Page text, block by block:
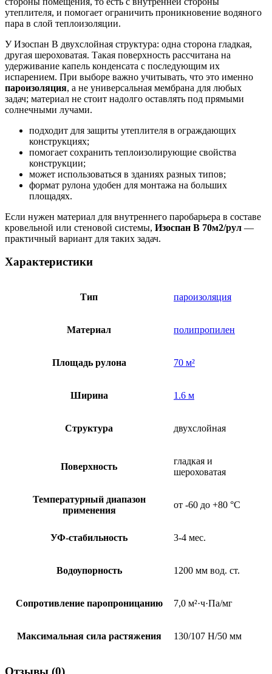
утеплителя, и помогает ограничить проникновение водяного
пара в слой теплоизоляции.
У Изоспан В двухслойная структура: одна сторона гладкая,
другая шероховатая. Такая поверхность рассчитана на
удерживание капель конденсата с последующим их
испарением. При выборе важно учитывать, что это именно
пароизоляция, а не универсальная мембрана для любых
задач; материал не стоит надолго оставлять под прямыми
солнечными лучами.
подходит для защиты утеплителя в ограждающих
конструкциях;
помогает сохранить теплоизолирующие свойства
конструкции;
может использоваться в зданиях разных типов;
формат рулона удобен для монтажа на больших
площадях.
Если нужен материал для внутреннего паробарьера в составе
кровельной или стеновой системы, Изоспан В 70м2/рул —
практичный вариант для таких задач.
Характеристики
Тип пароизоляция
Материал полипропилен
Площадь рулона 70 м²
Ширина 1.6 м
Структура двухслойная
Поверхность
гладкая и
шероховатая
Температурный диапазон
применения
от -60 до +80 °C
УФ-стабильность 3-4 мес.
Водоупорность 1200 мм вод. ст.
Сопротивление паропроницанию 7,0 м²·ч·Па/мг
Максимальная сила растяжения 130/107 Н/50 мм
Отзывы (0)